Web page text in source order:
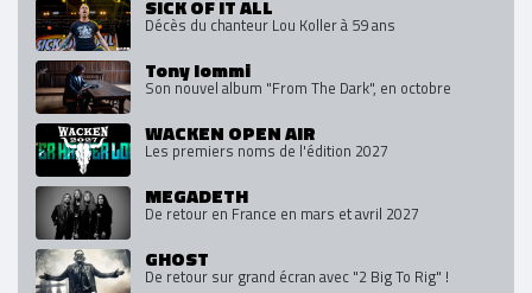
SICK OF IT ALL
Décès du chanteur Lou Koller à 59 ans
Tony Iommi
Son nouvel album "From The Dark", en octobre
WACKEN OPEN AIR
Les premiers noms de l'édition 2027
MEGADETH
De retour en France en mars et avril 2027
GHOST
De retour sur grand écran avec "2 Big To Rig" !